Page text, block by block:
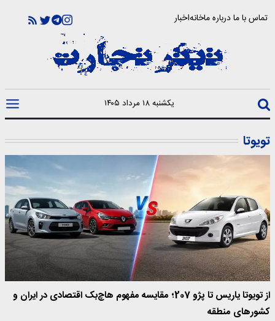
تماس با مادرباره ماخانهاخبار
یکشنبه ۱۸ مرداد ۱۴۰۵
تویوتا
از تویوتا یاریس تا پژو 207؛ مقایسه مفهوم هاچ‌بک اقتصادی در ایران و
کشورهای منطقه